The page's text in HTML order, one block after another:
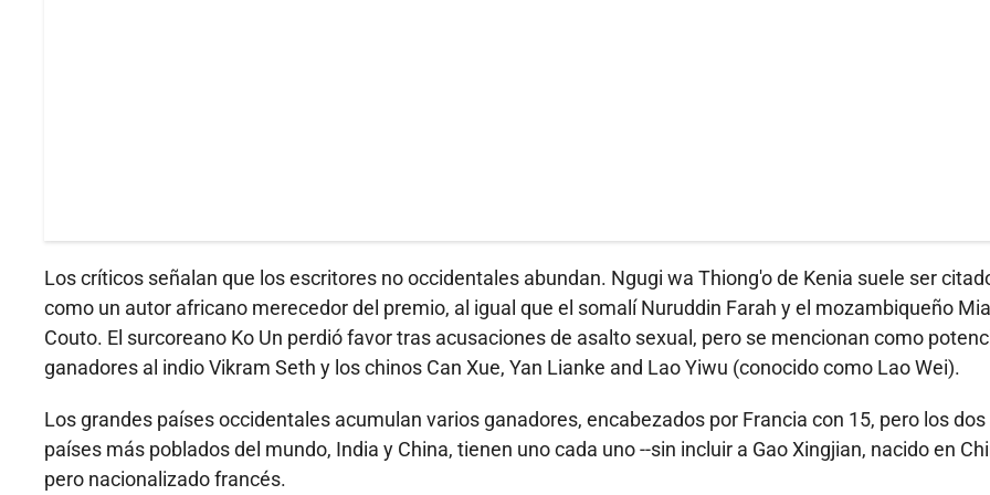
Los críticos señalan que los escritores no occidentales abundan. Ngugi wa Thiong'o de Kenia suele ser
como un autor africano merecedor del premio, al igual que el somalí Nuruddin Farah y el mozambiqueño Mia
Couto. El surcoreano Ko Un perdió favor tras acusaciones de asalto sexual, pero se mencionan como
ganadores al indio Vikram Seth y los chinos Can Xue, Yan Lianke and Lao Yiwu (conocido como Lao Wei).
Los grandes países occidentales acumulan varios ganadores, encabezados por Francia con 15, pero los dos
países más poblados del mundo, India y China, tienen uno cada uno --sin incluir a Gao Xingjian, nacido en
pero nacionalizado francés.